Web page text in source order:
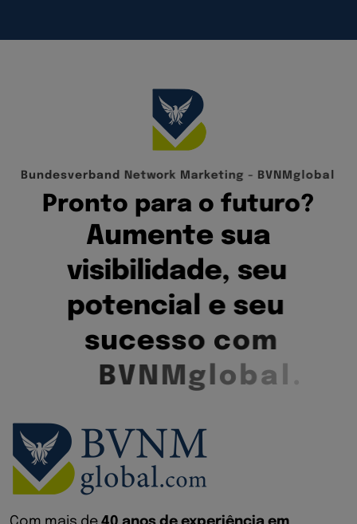
Bu nd esver ba nd N etwor k Mar keting - BVNMg loba
Pronto para o futuro?
Aumente sua
visibilidade, seu
potencial e seu
sucesso com
BVNMglobal.